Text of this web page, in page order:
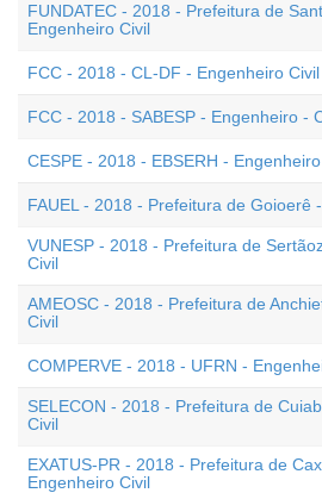
FUNDATEC - 2018 - Prefeitura de
Engenheiro Civil
FCC - 2018 - CL-DF - Engenheiro Civil
FCC - 2018 - SABESP - Engenheiro -
CESPE - 2018 - EBSERH -
FAUEL - 2018 - Prefeitura de Goioerê
VUNESP - 2018 - Prefeitura de
Civil
AMEOSC - 2018 - Prefeitura de
Civil
COMPERVE - 2018 - UFRN -
SELECON - 2018 - Prefeitura de
Civil
EXATUS-PR - 2018 - Prefeitura de
Engenheiro Civil